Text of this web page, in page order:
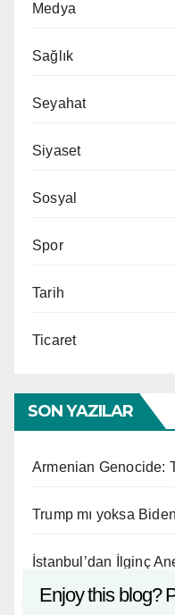
Medya
Sağlık
Seyahat
Siyaset
Sosyal
Spor
Tarih
Ticaret
SON YAZILAR
Armenian Genocide:
Trump mı yoksa
İstanbul’dan İlginç
Amerika’dan Gelen
Enjoy this blog?